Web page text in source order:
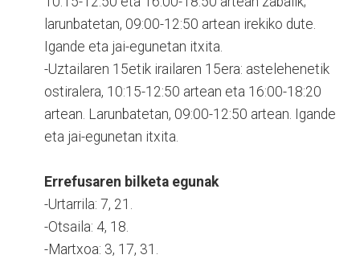
larunbatetan, 09:00-12:50 artean irekiko dute.
Igande eta jai-egunetan itxita.
-Uztailaren 15etik irailaren 15era: astelehenetik
ostiralera, 10:15-12:50 artean eta 16:00-18:20
artean. Larunbatetan, 09:00-12:50 artean. Igande
eta jai-egunetan itxita.
Errefusaren bilketa egunak
-Urtarrila: 7, 21.
-Otsaila: 4, 18.
-Martxoa: 3, 17, 31.